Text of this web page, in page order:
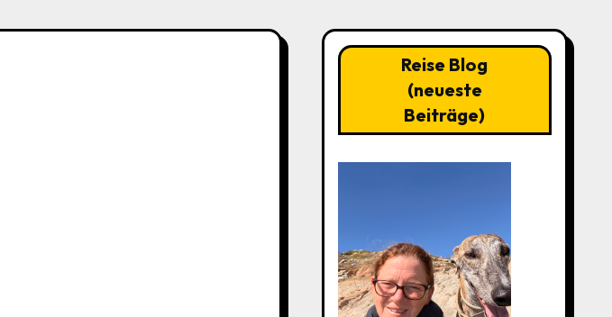
Reise Blog
(neueste
Beiträge)